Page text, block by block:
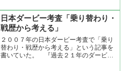
3680円、最高配当は昨年に12-14-13人
気...
日本ダービー考査「乗り替わり・
戦歴から考える」
２００７年の日本ダービー考査で「乗り
替わり・戦歴から考える」という記事を
書いていた。 『過去２１年のダービー